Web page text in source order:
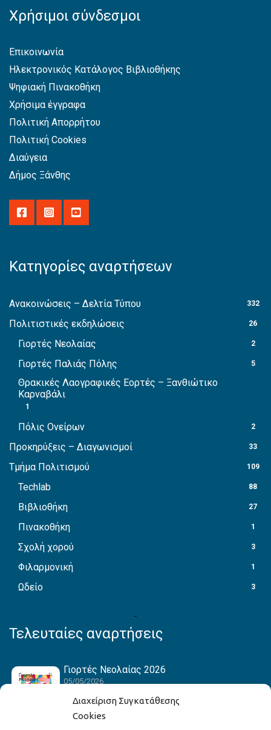
Διαχείριση Συγκατάθεσης
Cookies
Χρήσιμοι σύνδεσμοι
Επικοινωνία
Ηλεκτρονικός Κατάλογος Βιβλιοθήκης
Ψηφιακή Πινακοθήκη
Χρήσιμα έγγραφα
Πολιτική Απορρήτου
Πολιτική Cookies
Διαύγεια
Δήμος Ξάνθης
Κατηγορίες αναρτήσεων
Ανακοινώσεις – Δελτία Τύπου 332
Πολιτιστικές εκδηλώσεις 26
Γιορτές Νεολαίας 2
Γιορτές Παλιάς Πόλης 5
Θρακικές Λαογραφικές Εορτές – Ξανθιώτικο
Καρναβάλι
1
Πόλις Ονείρων 2
Προκηρύξεις – Διαγωνισμοί 33
Τμήμα Πολιτισμού 109
Techlab 88
Βιβλιοθήκη 27
Πινακοθήκη 1
Σχολή χορού 3
Φιλαρμονική 1
Ωδείο 3
Τελευταίες αναρτήσεις
Γιορτές Νεολαίας 2026
05/05/2026